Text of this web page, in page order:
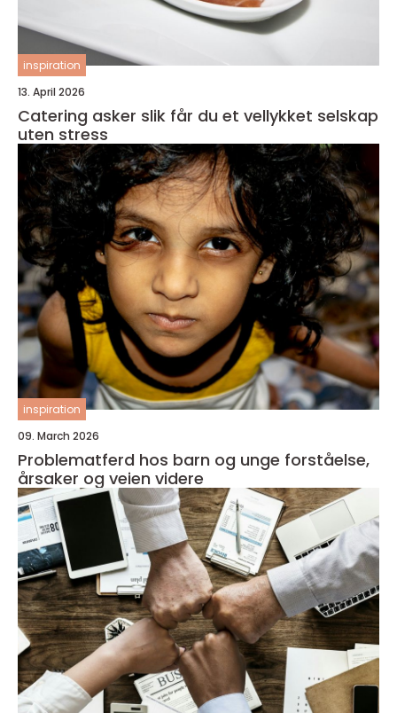
inspiration
13. April 2026
Catering asker slik får du et vellykket selskap
uten stress
inspiration
09. March 2026
Problematferd hos barn og unge forståelse,
årsaker og veien videre